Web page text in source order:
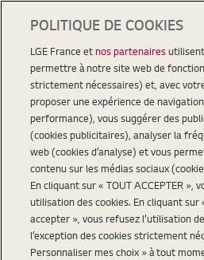
POLITIQUE DE COOKIES
LGE France etnos partenaires
permettre à notre site web de
strictement nécessaires) et, avec
proposer une expérience de
performance), vous suggérer des
(cookies publicitaires), analyser la
web (cookies d’analyse) et vous
contenu sur les médias sociaux
En cliquant sur « TOUT ACCEPTER »,
utilisation des cookies. En cliquant sur
accepter », vous refusez l’utilisation
l’exception des cookies strictement
Personnaliser mes choix » à tout